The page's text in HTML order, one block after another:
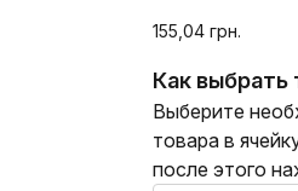
155,04 грн.
Как выбрать
Выберите
товара в
после этого